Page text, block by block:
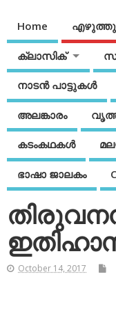
Home
ക്ലാസിക്
നാടന്‍ പാട്ടുകള്‍
അലങ്കാരം
കടംകഥകള്‍
ഭാഷാ ജാലകം
October 14, 2017